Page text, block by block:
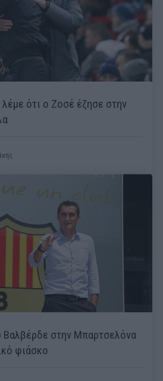
ότι ο Ζοσέ έζησε στην
στην Μπαρτσελόνα
φιάσκο